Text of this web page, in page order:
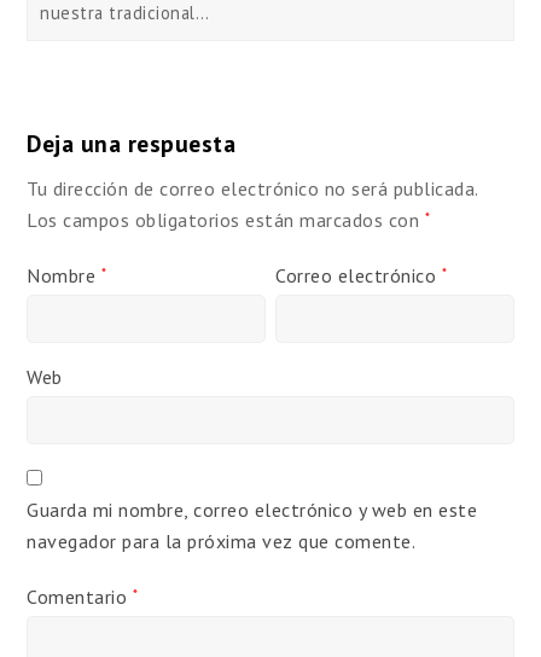
nuestra tradicional…
Deja una respuesta
Tu dirección de correo electrónico no será publicada.
Los campos obligatorios están marcados con *
Nombre * Correo electrónico *
Web
Guarda mi nombre, correo electrónico y web en este
navegador para la próxima vez que comente.
Comentario *